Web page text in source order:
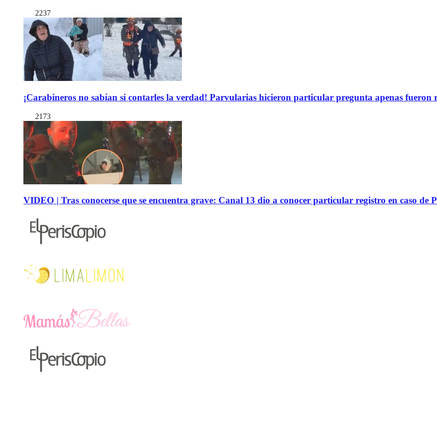
2237
¡Carabineros no sabían si contarles la verdad! Parvularias hicieron particular pregunta apenas fueron
2173
VIDEO | Tras conocerse que se encuentra grave: Canal 13 dio a conocer particular registro en caso de